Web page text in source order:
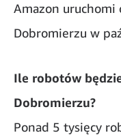
Amazon
Dobromierzu w
Ile robotów
Dobromierzu?
Ponad 5 tysięcy